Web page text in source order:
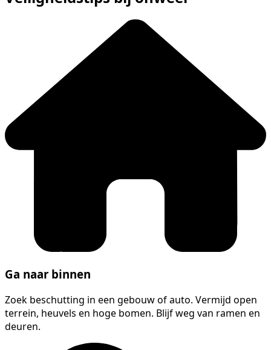
Ga naar binnen
Zoek beschutting in een gebouw of auto. Vermijd open
terrein, heuvels en hoge bomen. Blijf weg van ramen en
deuren.